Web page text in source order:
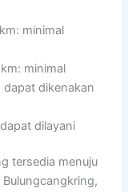
minimal
minimal
dikenakan
dilayani
tersedia menuju